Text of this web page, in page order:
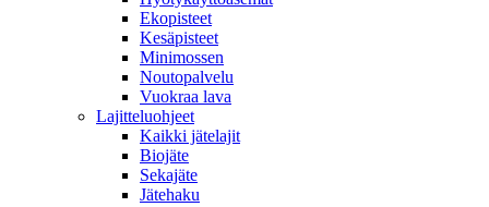
Ekopisteet
Kesäpisteet
Minimossen
Noutopalvelu
Vuokraa lava
Lajitteluohjeet
Kaikki jätelajit
Biojäte
Sekajäte
Jätehaku